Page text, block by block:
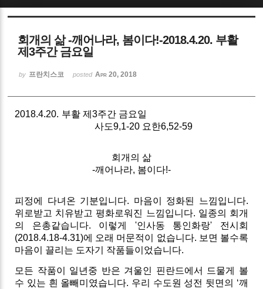
회개의 삶 -깨어나라, 봄이다!-2018.4.20. 부활
제3주간 금요일
by 프란치스코 posted Apr 20, 2018
2018.4.20. 부활 제3주간 금요일
사도9,1-20 요한6,52-59
회개의 삶
-깨어나라, 봄이다!-
피정에 다녀온 기분입니다. 마음이 정화된 느낌입니다.
위로받고 치유받고 평화로워진 느낌입니다. 일종의 회개
의 은총같습니다. 이렇게 '인사동 통인화랑' 전시회
(2018.4.18-4.31)에 오래 머문적이 없습니다. 보면 볼수록
마음이 끌리는 도자기 작품들이었습니다.
모든 작품이 일년중 반은 겨울인 핀란드에서 드물게 볼
수 있는 흰 올빼미였습니다. 우리 수도원 성전 뒷면의 ‘깨
Sketchbook5, 스케치북5
Sketchbook5, 스케치북5